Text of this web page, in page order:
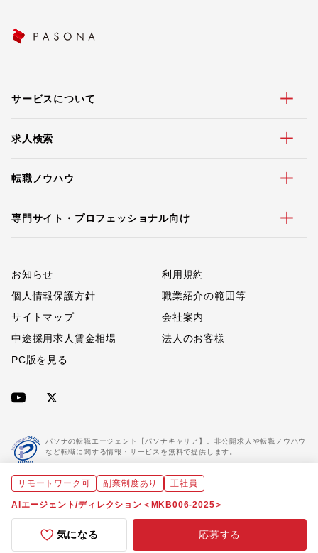
サービスについて
求人検索
転職ノウハウ
専門サイト・プロフェッショナル向け
お知らせ
利用規約
個人情報保護方針
職業紹介の範囲等
サイトマップ
会社案内
中途採用求人賃金相場
法人のお客様
PC版を見る
パソナの転職エージェント【パソナキャリア】。非公開求人や転職ノウハウ
など転職に関する情報・サービスを無料で提供します。
「パソナキャリア」は職業紹介優良事業者に認定されています。
リモートワーク可 副業制度あり 正社員
AIエージェント/ディレクション＜MKB006-2025＞
気になる 応募する